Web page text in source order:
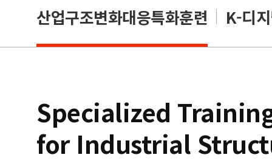
산업구조변화대응특화훈련 K-디
Specialized
for Industrial